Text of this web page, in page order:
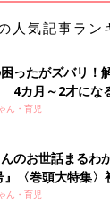
人気記事ラン
ったがズバリ！
4カ月～2才にな
！
ん・育児
のお世話まるわ
』〈巻頭大特集
っぱい・ミルクの
ん・育児